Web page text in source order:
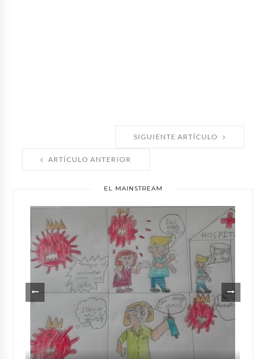
SIGUIENTE ARTÍCULO
ARTÍCULO ANTERIOR
EL MAINSTREAM